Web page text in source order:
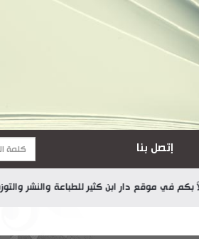
إتصل بنا
دار ابن كثير للطباعة والنشر والتوزيع